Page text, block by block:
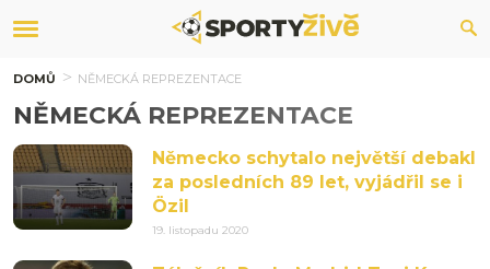
DOMŮ NĚMECKÁ REPREZENTACE
NĚMECKÁ REPREZENTACE
Německo schytalo největší debakl
za posledních 89 let, vyjádřil se i
Özil
19. listopadu 2020